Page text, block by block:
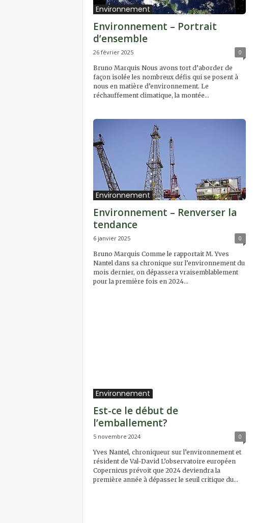
Environnement
Environnement – Portrait
d’ensemble
26 février 2025 0
Bruno Marquis Nous avons tort d’aborder de
façon isolée les nombreux défis qui se posent à
nous en matière d’environnement. Le
réchauffement climatique, la montée...
Environnement
Environnement – Renverser la
tendance
6 janvier 2025 0
Bruno Marquis Comme le rapportait M. Yves
Nantel dans sa chronique sur l’environnement du
mois dernier, on dépassera vraisemblablement
pour la première fois en 2024...
Environnement
Est-ce le début de
l’emballement?
5 novembre 2024 0
Yves Nantel, chroniqueur sur l’environnement et
résident de Val-David L’observatoire européen
Copernicus prévoit que 2024 deviendra la
première année à dépasser le seuil critique du...